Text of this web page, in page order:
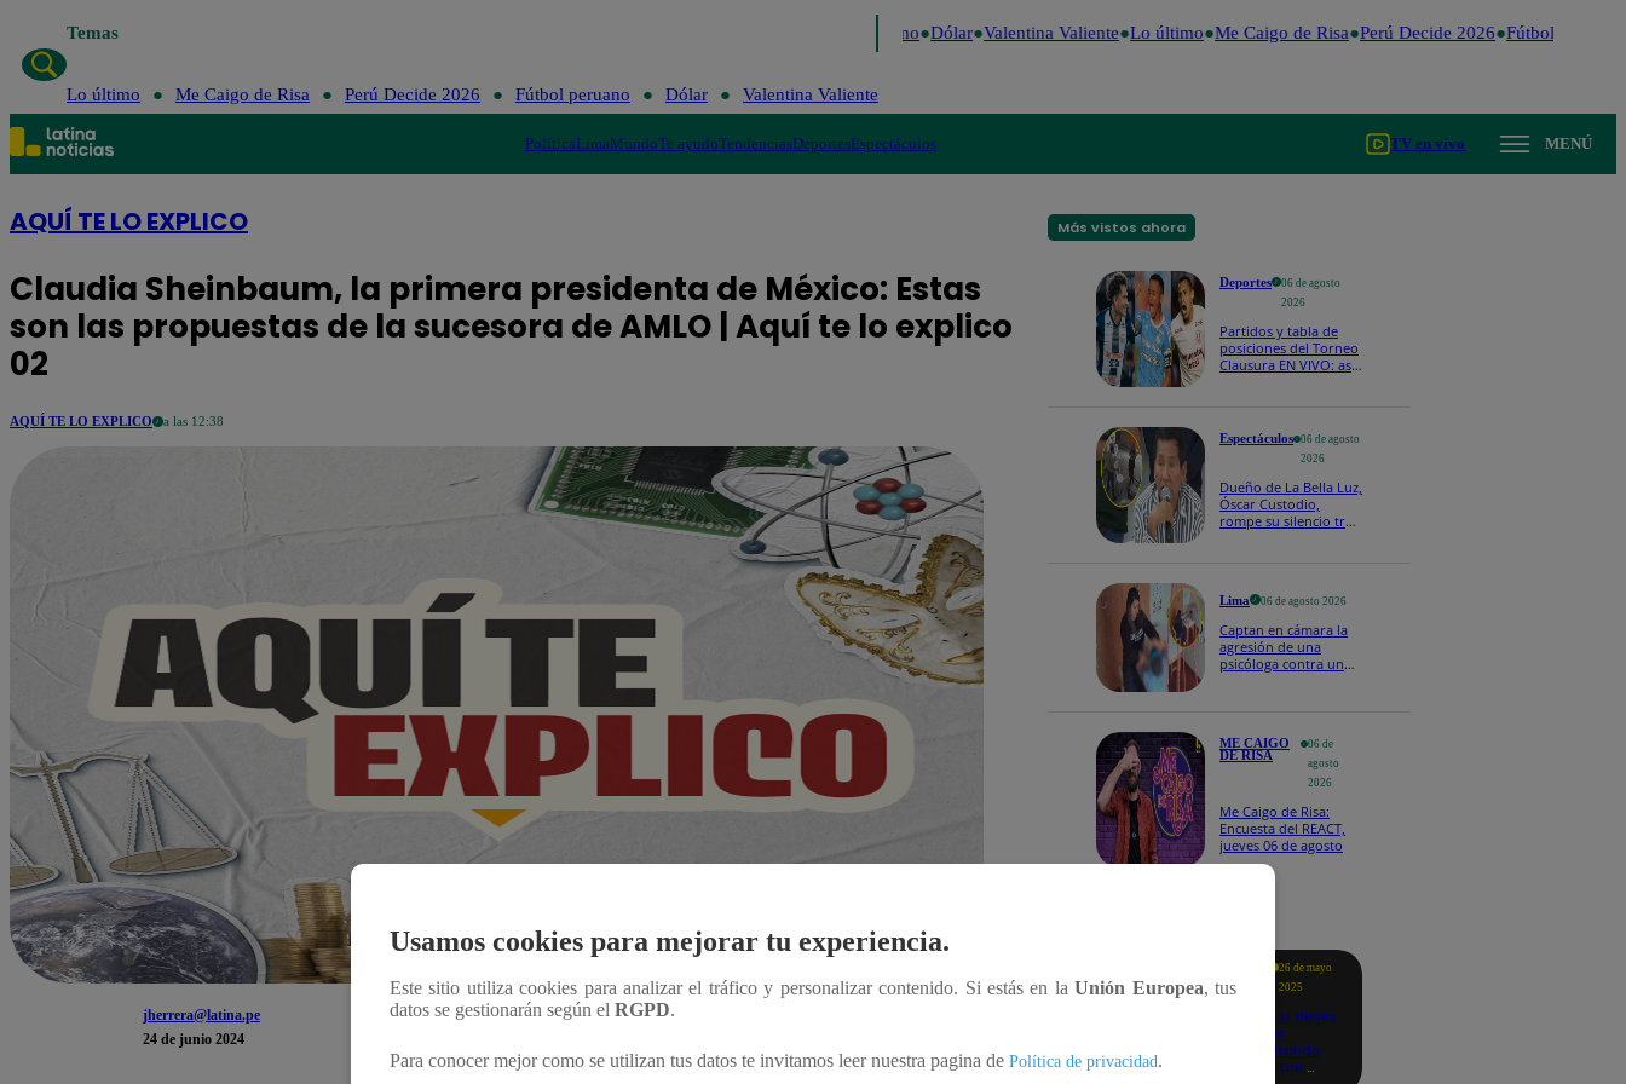
Temas Fútbol peruano Dólar Valentina Valiente Lo último Me Caigo de Risa Perú Decide 2026 Fútbol peruano
Lo último Me Caigo de Risa Perú Decide 2026 Fútbol peruano Dólar Valentina Valiente
PolíticaLimaMundoTe ayudoTendenciasDeportesEspectáculos TV en vivo MENÚ
AQUÍ TE LO EXPLICO
Claudia Sheinbaum, la primera presidenta de México: Estas
son las propuestas de la sucesora de AMLO | Aquí te lo explico
02
AQUÍ TE LO EXPLICO a las 12:38
jherrera@latina.pe
24 de junio 2024
Más vistos ahora
Deportes
06 de agosto
2026
Partidos y tabla de
posiciones del Torneo
Clausura EN VIVO: así
Espectáculos
06 de agosto
2026
Dueño de La Bella Luz,
Óscar Custodio,
rompe su silencio tras
Lima 06 de agosto 2026
Captan en cámara la
agresión de una
psicóloga contra un
ME CAIGO
DE RISA
06 de
agosto
2026
Me Caigo de Risa:
Encuesta del REACT,
jueves 06 de agosto
26 de mayo
2025
Revisa si tienes
deudas
consultando
con tu DNI:
Usamos cookies para mejorar tu experiencia.
Este sitio utiliza cookies para analizar el tráfico y personalizar contenido. Si estás en laUnión Europea, tus
datos se gestionarán según el RGPD.
Para conocer mejor como se utilizan tus datos te invitamos leer nuestra pagina de Política de privacidad.